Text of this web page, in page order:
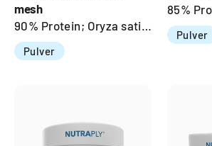
mesh
90% Protein; Oryza sativa; Seed
Pulver
Pulver